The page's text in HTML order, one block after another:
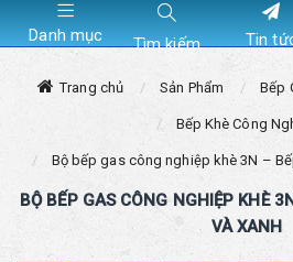
Danh mục Tìm kiếm Tin
Trang chủ Sản Phẩm Bếp
Bếp Khè Công
Bộ bếp gas công nghiệp khè 3N –
BỘ BẾP GAS CÔNG NGHIỆP KHÈ
VÀ XANH